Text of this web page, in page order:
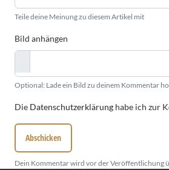
Teile deine Meinung zu diesem Artikel mit
Bild anhängen
Optional: Lade ein Bild zu deinem Kommentar
Die Datenschutzerklärung habe ich zur
Abschicken
Dein Kommentar wird vor der Veröffentlichung